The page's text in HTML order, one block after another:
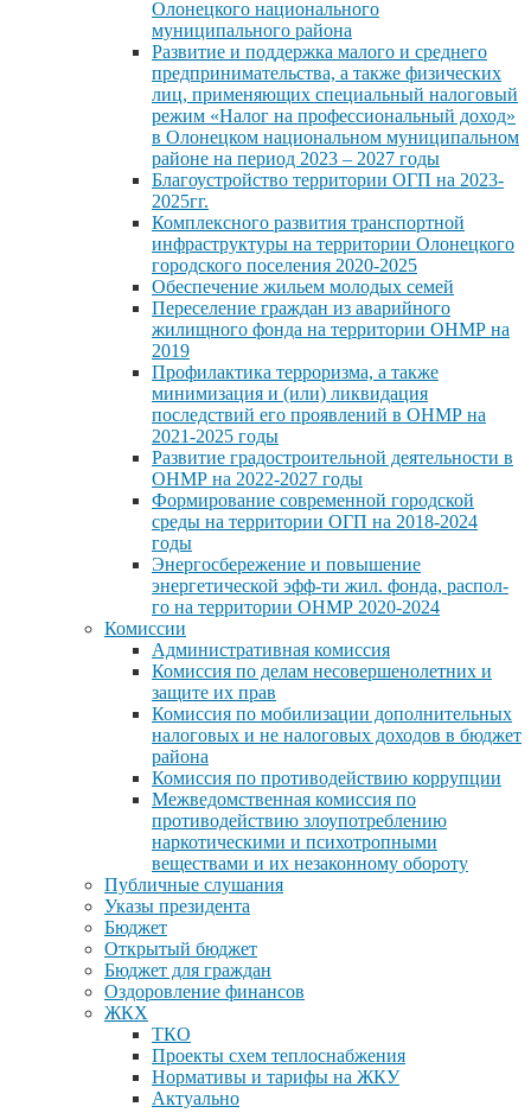
Олонецкого национального
муниципального района
Развитие и поддержка малого и среднего
предпринимательства, а также физических
лиц, применяющих специальный налоговый
режим «Налог на профессиональный доход»
в Олонецком национальном муниципальном
районе на период 2023 – 2027 годы
Благоустройство территории ОГП на 2023-
2025гг.
Комплексного развития транспортной
инфраструктуры на территории Олонецкого
городского поселения 2020-2025
Обеспечение жильем молодых семей
Переселение граждан из аварийного
жилищного фонда на территории ОНМР на
2019
Профилактика терроризма, а также
минимизация и (или) ликвидация
последствий его проявлений в ОНМР на
2021-2025 годы
Развитие градостроительной деятельности в
ОНМР на 2022-2027 годы
Формирование современной городской
среды на территории ОГП на 2018-2024
годы
Энергосбережение и повышение
энергетической эфф-ти жил. фонда, распол-
го на территории ОНМР 2020-2024
Комиссии
Административная комиссия
Комиссия по делам несовершенолетних и
защите их прав
Комиссия по мобилизации дополнительных
налоговых и не налоговых доходов в бюджет
района
Комиссия по противодействию коррупции
Межведомственная комиссия по
противодействию злоупотреблению
наркотическими и психотропными
веществами и их незаконному обороту
Публичные слушания
Указы президента
Бюджет
Открытый бюджет
Бюджет для граждан
Оздоровление финансов
ЖКХ
ТКО
Проекты схем теплоснабжения
Нормативы и тарифы на ЖКУ
Актуально